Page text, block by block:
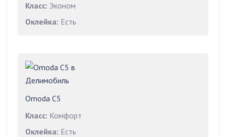
Класс: Эконом
Оклейка: Есть
Omoda C5
Класс: Комфорт
Оклейка: Есть